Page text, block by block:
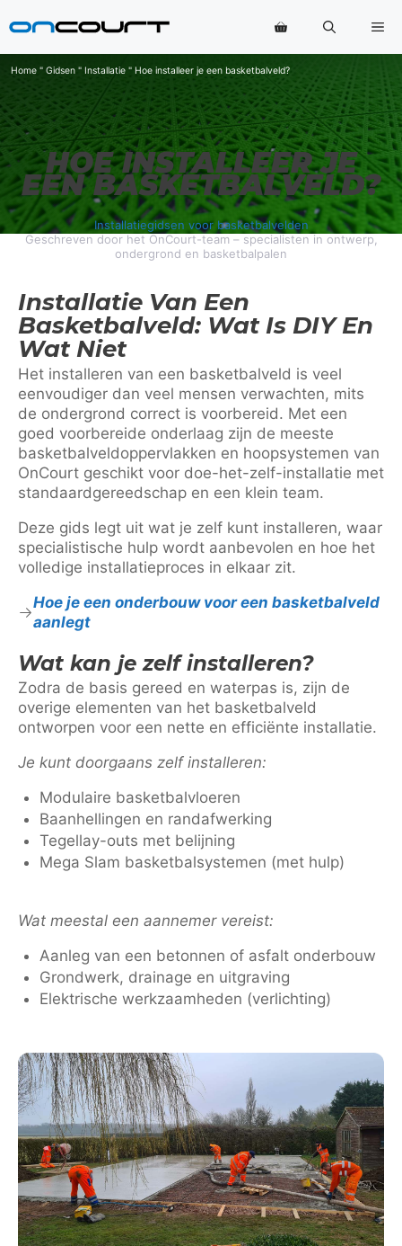
naar
inhoud
Home " Gidsen " Installatie " Hoe installeer je een basketbalveld?
HOE INSTALLEER JE
EEN BASKETBALVELD?
Installatiegidsen voor basketbalvelden
Geschreven door het OnCourt-team – specialisten in ontwerp,
ondergrond en basketbalpalen
Installatie Van Een
Basketbalveld: Wat Is DIY En
Wat Niet
Het installeren van een basketbalveld is veel
eenvoudiger dan veel mensen verwachten, mits
de ondergrond correct is voorbereid. Met een
goed voorbereide onderlaag zijn de meeste
basketbalveldoppervlakken en hoopsystemen van
OnCourt geschikt voor doe-het-zelf-installatie met
standaardgereedschap en een klein team.
Deze gids legt uit wat je zelf kunt installeren, waar
specialistische hulp wordt aanbevolen en hoe het
volledige installatieproces in elkaar zit.
Hoe je een onderbouw voor een basketbalveld
aanlegt
Wat kan je zelf installeren?
Zodra de basis gereed en waterpas is, zijn de
overige elementen van het basketbalveld
ontworpen voor een nette en efficiënte installatie.
Je kunt doorgaans zelf installeren:
Modulaire basketbalvloeren
Baanhellingen en randafwerking
Tegellay-outs met belijning
Mega Slam basketbalsystemen (met hulp)
Wat meestal een aannemer vereist:
Aanleg van een betonnen of asfalt onderbouw
Grondwerk, drainage en uitgraving
Elektrische werkzaamheden (verlichting)